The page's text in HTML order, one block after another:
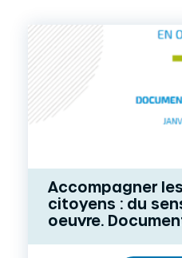
Accompagner
citoyens : du
oeuvre.